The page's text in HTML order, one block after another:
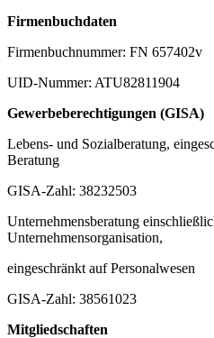
Firmenbuchdaten
Firmenbuchnummer: FN 657402v
UID-Nummer: ATU82811904
Gewerbeberechtigungen (GISA)
Lebens- und Sozialberatung,
Beratung
GISA-Zahl: 38232503
Unternehmensberatung
Unternehmensorganisation,
eingeschränkt auf Personalwesen
GISA-Zahl: 38561023
Mitgliedschaften